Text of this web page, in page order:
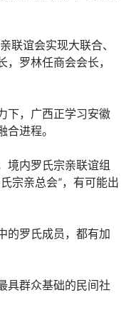
联谊会实现大联合、
罗林任商会会长，
下，广西正学习安徽
进程。
境内罗氏宗亲联谊组
宗亲总会”，有可能出
的罗氏成员，都有加
具群众基础的民间社